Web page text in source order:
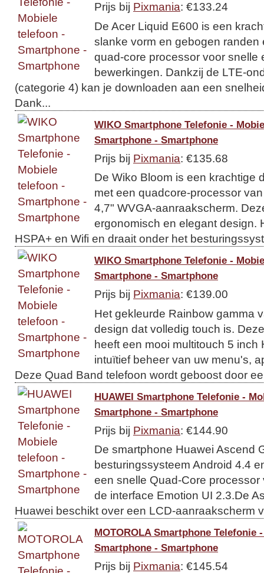
Prijs bij Pixmania: €133.24
De Acer Liquid E600 is een
slanke vorm en gebogen randen
quad-core processor voor snelle
bewerkingen. Dankzij de LTE-
(categorie 4) kan je downloaden aan een
Dank...
WIKO Smartphone Telefonie -
Smartphone - Smartphone
Prijs bij Pixmania: €135.68
De Wiko Bloom is een krachtige
met een quadcore-processor
4,7" WVGA-aanraakscherm.
ergonomisch en elegant design.
HSPA+ en Wifi en draait onder het
WIKO Smartphone Telefonie -
Smartphone - Smartphone
Prijs bij Pixmania: €139.00
Het gekleurde Rainbow gamma
design dat volledig touch is.
heeft een mooi multitouch 5 inch
intuïtief beheer van uw menu's,
Deze Quad Band telefoon wordt geboost door
HUAWEI Smartphone Telefonie -
Smartphone - Smartphone
Prijs bij Pixmania: €144.90
De smartphone Huawei Ascend
besturingssysteem Android 4.4
een snelle Quad-Core
de interface Emotion UI 2.3.De
Huawei beschikt over een LCD-aanraakscherm
MOTOROLA Smartphone Telefonie
Smartphone - Smartphone
Prijs bij Pixmania: €145.54